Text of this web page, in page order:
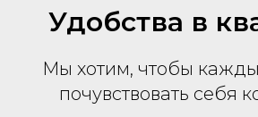
Удобства в
Мы хотим, чтобы
почувствовать себя